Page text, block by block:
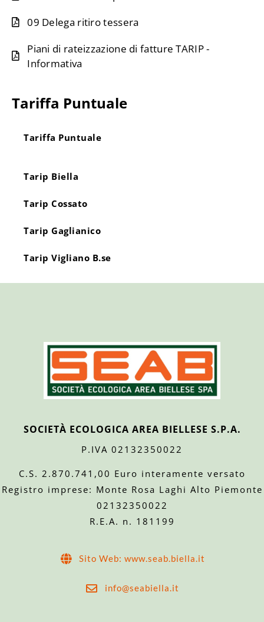
Tariffa Puntuale
Tariffa Puntuale
Tarip Biella
Tarip Cossato
Tarip Gaglianico
Tarip Vigliano B.se
09 Delega ritiro tessera
Piani di rateizzazione di fatture TARIP -
Informativa
SOCIETÀ ECOLOGICA AREA BIELLESE S.P.A.
P.IVA 02132350022
C.S. 2.870.741,00 Euro interamente versato
Registro imprese: Monte Rosa Laghi Alto Piemonte
02132350022
R.E.A. n. 181199
Sito Web: www.seab.biella.it
info@seabiella.it